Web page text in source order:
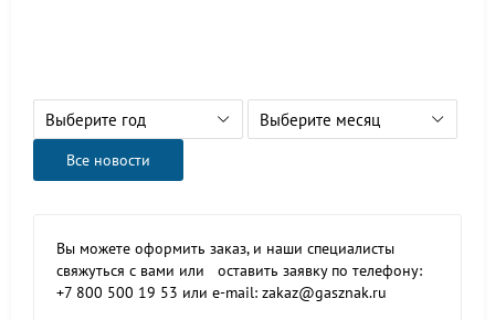
Выберите год Выберите месяц
Все новости
Вы можете оформить заказ, и наши специалисты
свяжуться с вами или оставить заявку по телефону:
+7 800 500 19 53 или e-mail: zakaz@gasznak.ru